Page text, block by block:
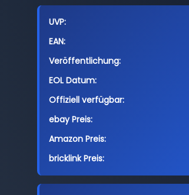
UVP:
EAN:
Veröffentlichung:
EOL Datum:
Offiziell verfügbar:
ebay Preis:
Amazon Preis:
bricklink Preis: